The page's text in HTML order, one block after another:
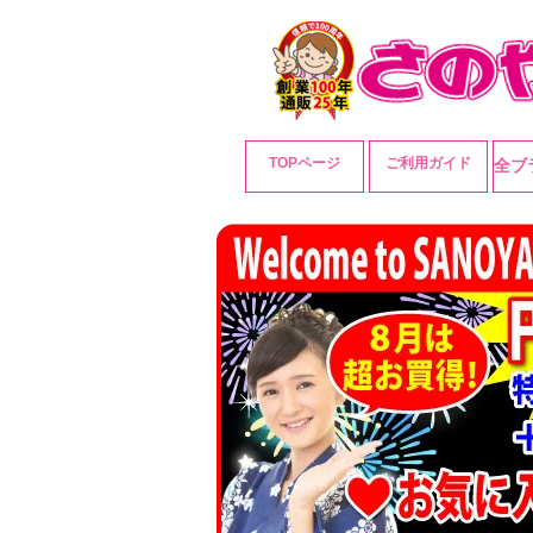
TOPページ ご利用ガイド 全ブ